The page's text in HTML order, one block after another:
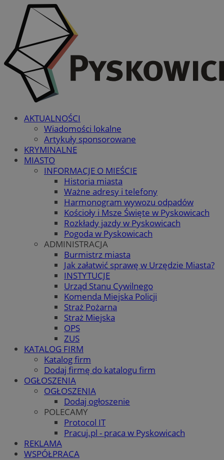
AKTUALNOŚCI
Wiadomości lokalne
Artykuły sponsorowane
KRYMINALNE
MIASTO
INFORMACJE O MIEŚCIE
Historia miasta
Ważne adresy i telefony
Harmonogram wywozu odpadów
Kościoły i Msze Święte w Pyskowicach
Rozkłady jazdy w Pyskowicach
Pogoda w Pyskowicach
ADMINISTRACJA
Burmistrz miasta
Jak załatwić sprawę w Urzędzie Miasta?
INSTYTUCJE
Urząd Stanu Cywilnego
Komenda Miejska Policji
Straż Pożarna
Straż Miejska
OPS
ZUS
KATALOG FIRM
Katalog firm
Dodaj firmę do katalogu firm
OGŁOSZENIA
OGŁOSZENIA
Dodaj ogłoszenie
POLECAMY
Protocol IT
Pracuj.pl - praca w Pyskowicach
REKLAMA
WSPÓŁPRACA